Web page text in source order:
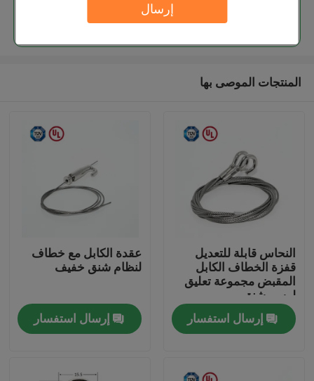
إرسال
الصفحة الرئيسية
منتجات
المنتجات الموصى بها
النحاس قابلة للتعديل
قفزة الخطاف الكابل
المقبض مجموعة تعليق
لرسم شنق
إرسال استفسار
عقدة الكابل مع خطاف
لنظام شنق خفيف
إرسال استفسار